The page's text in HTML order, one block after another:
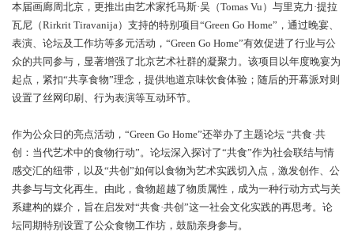
不仅拓展了艺术传播的边界，也进一步强化了公众与当代艺术之间
结，呈现出一种以个体节奏体验城市文化空间的全新路径。